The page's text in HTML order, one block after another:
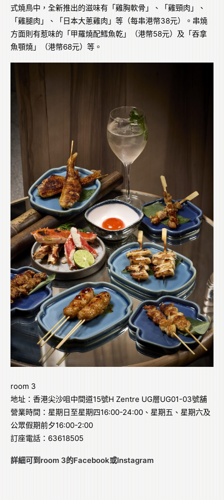
式燒鳥中，全新推出的滋味有「雞胸軟骨」、「雞頸肉」、
「雞腿肉」、「日本大蔥雞肉」等（每串港幣38元）。串燒
方面則有惹味的「甲羅燒配鱈魚乾」（港幣58元）及「吞拿
魚顎燒」（港幣68元）等。
room 3
地址：香港尖沙咀中間道15號H Zentre UG層UG01-03號舖
營業時間：星期日至星期四16:00-24:00、星期五、星期六及
公眾假期前夕16:00-2:00
訂座電話：63618505
詳細可到room 3的Facebook或Instagram